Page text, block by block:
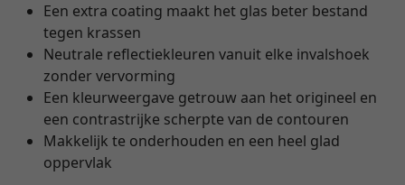
Een extra coating maakt het glas beter bestand
tegen krassen
Neutrale reflectiekleuren vanuit elke invalshoek
zonder vervorming
Een kleurweergave getrouw aan het origineel en
een contrastrijke scherpte van de contouren
Makkelijk te onderhouden en een heel glad
oppervlak